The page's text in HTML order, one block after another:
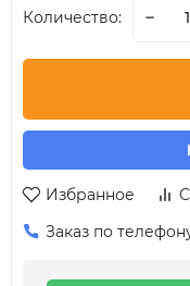
Количество:
Избранное
Заказ по